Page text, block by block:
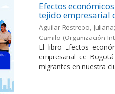
Efectos
tejido empresarial
Aguilar Restrepo,
Camilo (Organización
El libro Efectos
empresarial de
migrantes en nuestra